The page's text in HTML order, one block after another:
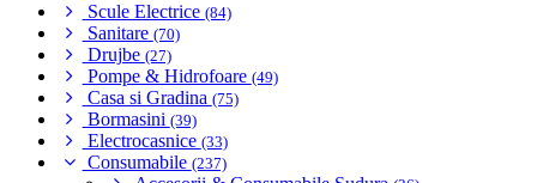
Scule Electrice (84)
Sanitare (70)
Drujbe (27)
Pompe & Hidrofoare (49)
Casa si Gradina (75)
Bormasini (39)
Electrocasnice (33)
Consumabile (237)